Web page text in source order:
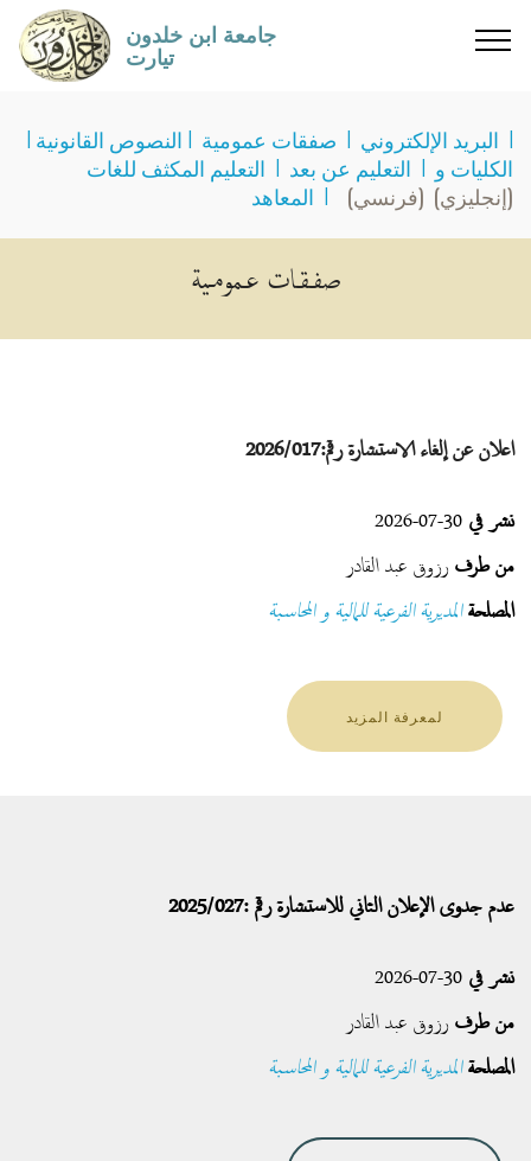
جامعة ابن خلدون
تيارت
I النصوص القانونية I صفقات عمومية I البريد الإلكتروني I
التعليم المكثف للغات I التعليم عن بعد I الكليات و
المعاهد I (فرنسي) (إنجليزي)
صفـقـات عـمومـية
اعلان عن إلغاء الاستشارة رقم:2026/017
نشر في
من طرف رزوق عبد القادر
المصلحةالمديرية الفرعية للمالية و المحاسبة
لمعرفة المزيد
عدم جدوى الإعلان الثاني للاستشارة رقم :2025/027
نشر في
من طرف رزوق عبد القادر
المصلحةالمديرية الفرعية للمالية و المحاسبة